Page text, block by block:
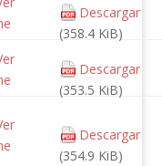
Descargar
(358.4 KiB)
Descargar
(353.5 KiB)
Descargar
(354.9 KiB)